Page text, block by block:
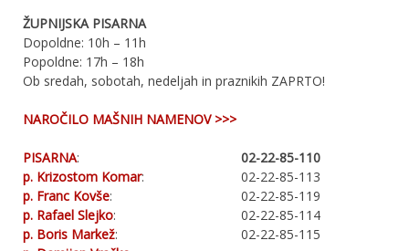
ŽUPNIJSKA PISARNA
Dopoldne: 10h – 11h
Popoldne: 17h – 18h
Ob sredah, sobotah, nedeljah in praznikih ZAPRTO!
NAROČILO MAŠNIH NAMENOV >>>
PISARNA:
02-22-85-110
p. Krizostom Komar:
02-22-85-113
p. Franc Kovše:
02-22-85-119
p. Rafael Slejko:
02-22-85-114
p. Boris Markež:
02-22-85-115